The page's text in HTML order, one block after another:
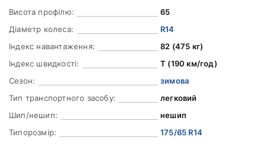
Висота профілю:
65
Діаметр колеса:
R14
Індекс навантаження:
82 (475 кг)
Індекс швидкості:
T (190 км/год)
Сезон:
зимова
Тип транспортного засобу:
легковий
Шип/нешип:
нешип
Типорозмір:
175/65 R14